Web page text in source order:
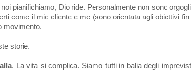
pianifichiamo, Dio ride. Personalmente non sono
come il mio cliente e me (sono orientata agli obiettivi
movimento.
storie.
. La vita si complica. Siamo tutti in balia degli